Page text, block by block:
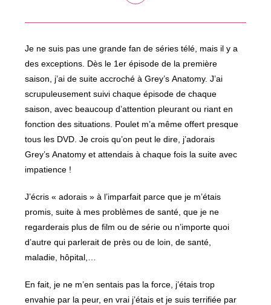
dans
autre
Je ne suis pas une grande fan de séries télé, mais il y a
des exceptions. Dès le 1er épisode de la première
saison, j’ai de suite accroché à Grey’s Anatomy. J’ai
scrupuleusement suivi chaque épisode de chaque
saison, avec beaucoup d’attention pleurant ou riant en
fonction des situations. Poulet m’a même offert presque
tous les DVD. Je crois qu’on peut le dire, j’adorais
Grey’s Anatomy et attendais à chaque fois la suite avec
impatience !
J’écris « adorais » à l’imparfait parce que je m’étais
promis, suite à mes problèmes de santé, que je ne
regarderais plus de film ou de série ou n’importe quoi
d’autre qui parlerait de près ou de loin, de santé,
maladie, hôpital,…
En fait, je ne m’en sentais pas la force, j’étais trop
envahie par la peur, en vrai j’étais et je suis terrifiée par